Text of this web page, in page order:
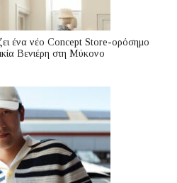
ένα νέο Concept Store-ορόσημο
Βενιέρη στη Μύκονο